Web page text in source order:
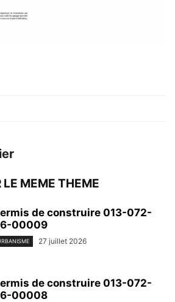
LE MEME THEME
de construire 013-072-
00009
27 juillet 2026
de construire 013-072-
00008